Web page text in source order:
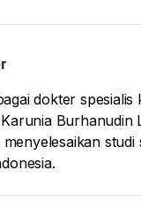
dokter spesialis
Burhanudin
studi
beliau selama ini,